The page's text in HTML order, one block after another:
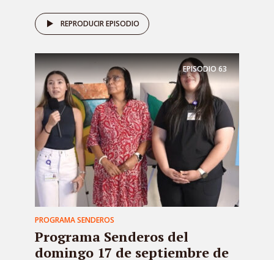
REPRODUCIR EPISODIO
EPISODIO63
PROGRAMA SENDEROS
Programa Senderos del
domingo 17 de septiembre de